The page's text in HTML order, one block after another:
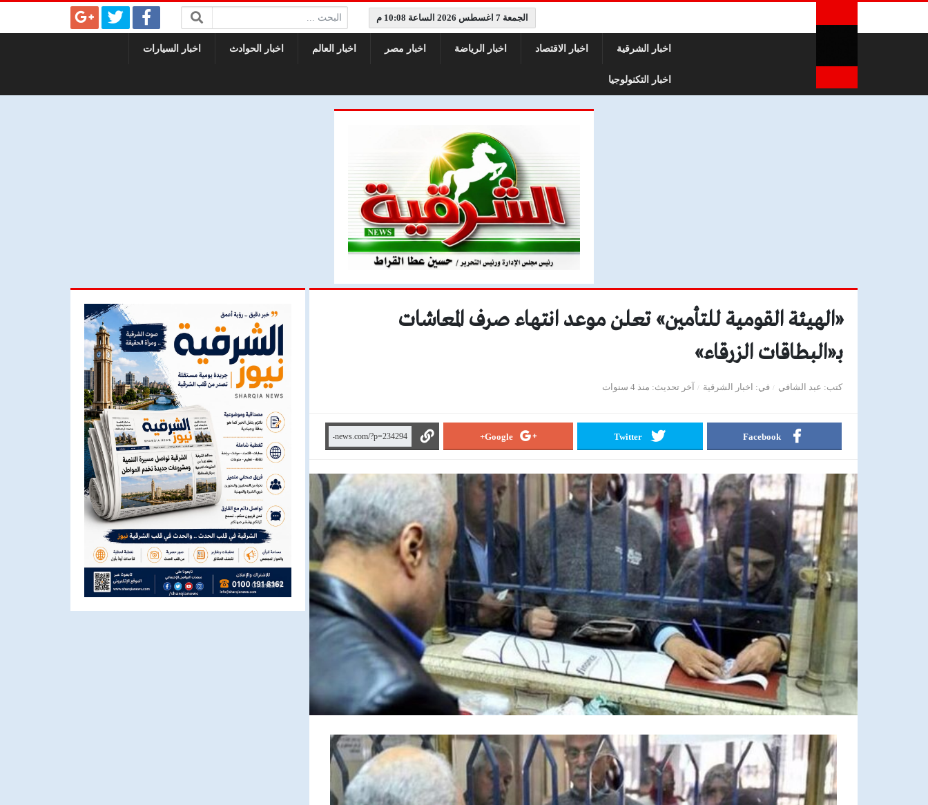
الجمعة 7 اغسطس 2026 الساعة 10:08 م البحث:
اخبار الشرقية اخبار الاقتصاد اخبار الرياضة اخبار مصر اخبار العالم اخبار الحوادث اخبار السيارات
اخبار التكنولوجيا
«الهيئة القومية للتأمين» تعلن موعد انتهاء صرف المعاشات
بـ«البطاقات الزرقاء»
كتب عبد الشافي في اخبار الشرقية آخر تحديث منذ 4 سنوات
Facebook
Twitter
Google+